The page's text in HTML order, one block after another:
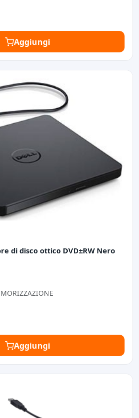
Aggiungi
di disco ottico DVD±RW Nero
Aggiungi